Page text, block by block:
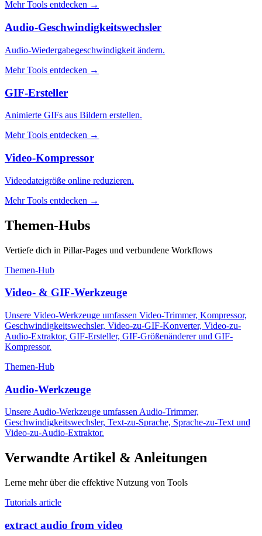
Mehr Tools entdecken →
Audio-Geschwindigkeitswechsler
Audio-Wiedergabegeschwindigkeit ändern.
Mehr Tools entdecken →
GIF-Ersteller
Animierte GIFs aus Bildern erstellen.
Mehr Tools entdecken →
Video-Kompressor
Videodateigröße online reduzieren.
Mehr Tools entdecken →
Themen-Hubs
Vertiefe dich in Pillar-Pages und verbundene Workflows
Themen-Hub
Video- & GIF-Werkzeuge
Unsere Video-Werkzeuge umfassen Video-Trimmer, Kompressor,
Geschwindigkeitswechsler, Video-zu-GIF-Konverter, Video-zu-
Audio-Extraktor, GIF-Ersteller, GIF-Größenänderer und GIF-
Kompressor.
Themen-Hub
Audio-Werkzeuge
Unsere Audio-Werkzeuge umfassen Audio-Trimmer,
Geschwindigkeitswechsler, Text-zu-Sprache, Sprache-zu-Text und
Video-zu-Audio-Extraktor.
Verwandte Artikel & Anleitungen
Lerne mehr über die effektive Nutzung von Tools
Tutorials article
extract audio from video